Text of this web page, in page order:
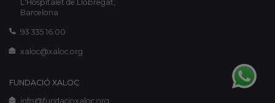
L'Hospitalet de Llobregat,
Barcelona
93 335 16 00
xaloc@xaloc.org
FUNDACIÓ XALOC
info@fundacioxaloc.org